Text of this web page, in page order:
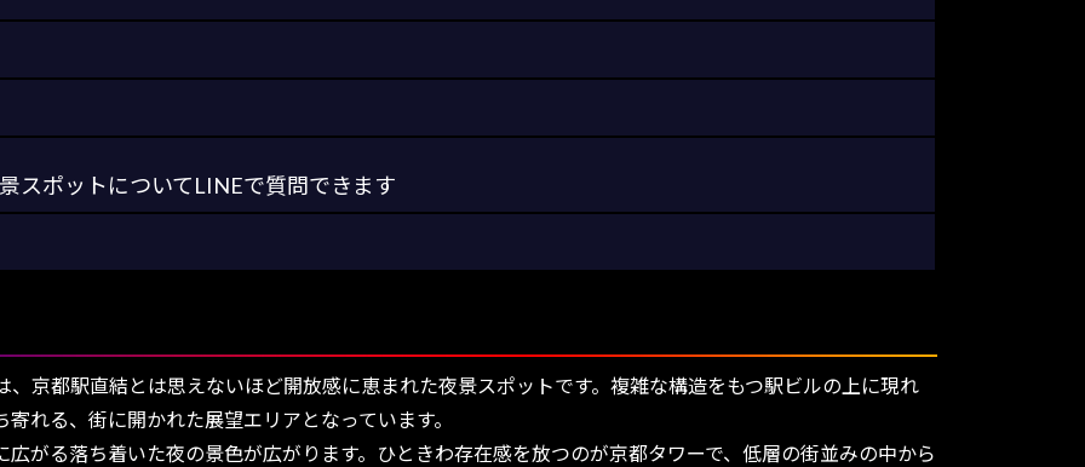
ポットについてLINEで質問できます
京都駅直結とは思えないほど開放感に恵まれた夜景スポットです。複雑な構造をもつ駅ビルの上に現れ
れる、街に開かれた展望エリアとなっています。
がる落ち着いた夜の景色が広がります。ひときわ存在感を放つのが京都タワーで、低層の街並みの中から